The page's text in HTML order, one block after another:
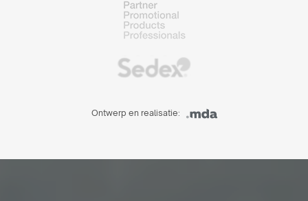
Ontwerp en realisatie: